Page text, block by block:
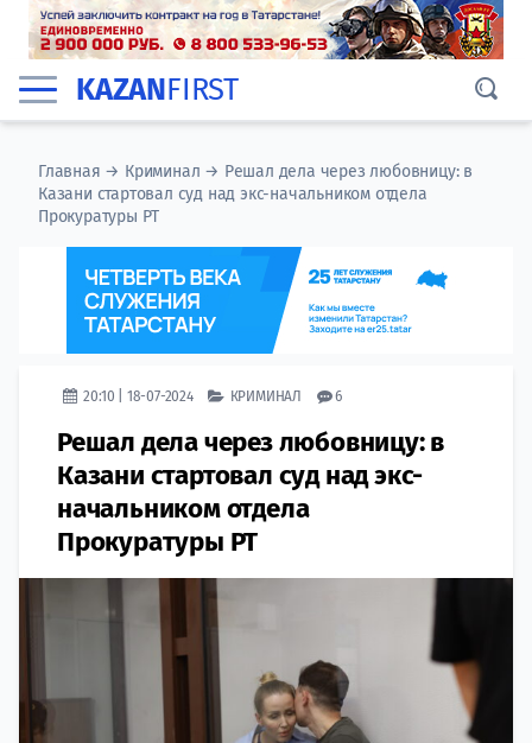
KAZANFIRST
Главная → Криминал → Решал дела через любовницу: в
Казани стартовал суд над экс-начальником отдела
Прокуратуры РТ
20:10 | 18-07-2024 КРИМИНАЛ 6
Решал дела через любовницу: в
Казани стартовал суд над экс-
начальником отдела
Прокуратуры РТ